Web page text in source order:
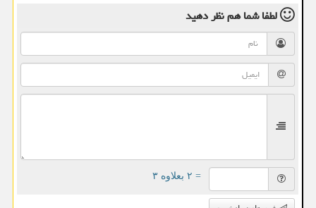
لطفا شما همنظر دهید
= ۲ بعلاوه ۳